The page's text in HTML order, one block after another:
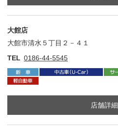
大館店
大館市清水５丁目２－４１
TEL 0186-44-5545
店舗詳細